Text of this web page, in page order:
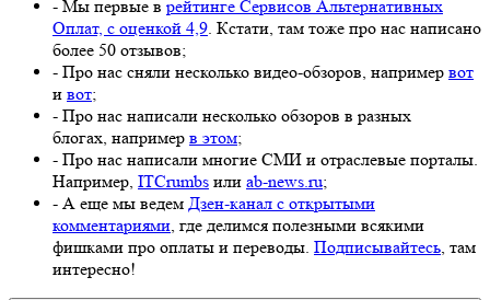
- Мы первые в рейтинге Сервисов Альтернативных
Оплат, с оценкой 4,9. Кстати, там тоже про нас написано
более 50 отзывов;
- Про нас сняли несколько видео-обзоров, например вот
и вот;
- Про нас написали несколько обзоров в разных
блогах, например в этом;
- Про нас написали многие СМИ и отраслевые порталы.
Например, ITCrumbs или ab-news.ru;
- А еще мы ведем Дзен-канал с открытыми
комментариями, где делимся полезными всякими
фишками про оплаты и переводы. Подписывайтесь, там
интересно!